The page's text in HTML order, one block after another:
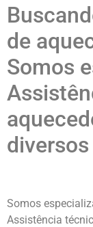
de
Somos
Somos
Assistência